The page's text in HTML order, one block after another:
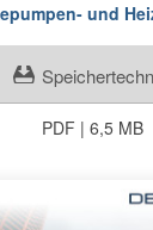
und
PDF | 6,5 MB